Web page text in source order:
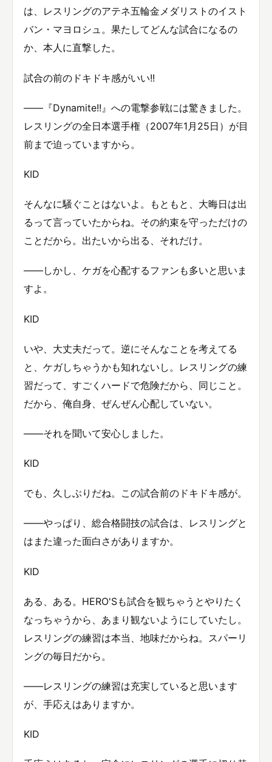
は、レスリングのアテネ五輪金メダリストのイスト
バン・マヨロシュ。果たしてどんな試合になるの
か、本人に直撃した。
試合の前のドキドキ感がいい!!
——『Dynamite!!』への電撃参戦には驚きました。
レスリングの全日本選手権（2007年1月25日）が目
前まで迫っていますから。
KID
そんなに騒ぐことはないよ。もともと、大晦日は出
るって言っていたからね。その約束を守っただけの
ことだから。出たいから出る、それだけ。
——しかし、ケガを心配するファンも多いと思いま
すよ。
KID
いや、大丈夫だって。逆にそんなことを考えてる
と、ケガしちゃうかも知れないし。レスリングの練
習だって、すごくハードで危険だから、同じこと。
だから、俺自身、ぜんぜん心配していない。
——それを聞いて安心しました。
KID
でも、久しぶりだね。この試合前のドキドキ感が。
——やっぱり、総合格闘技の試合は、レスリングと
はまた違った面白さがありますか。
KID
ある、ある。HERO'Sも試合を観ちゃうとやりたく
なっちゃうから、あまり観ないようにしていたし。
レスリングの練習は本当、地味だからね。スパーリ
ングの毎日だから。
——レスリングの練習は充実していると思います
が、手応えはありますか。
KID